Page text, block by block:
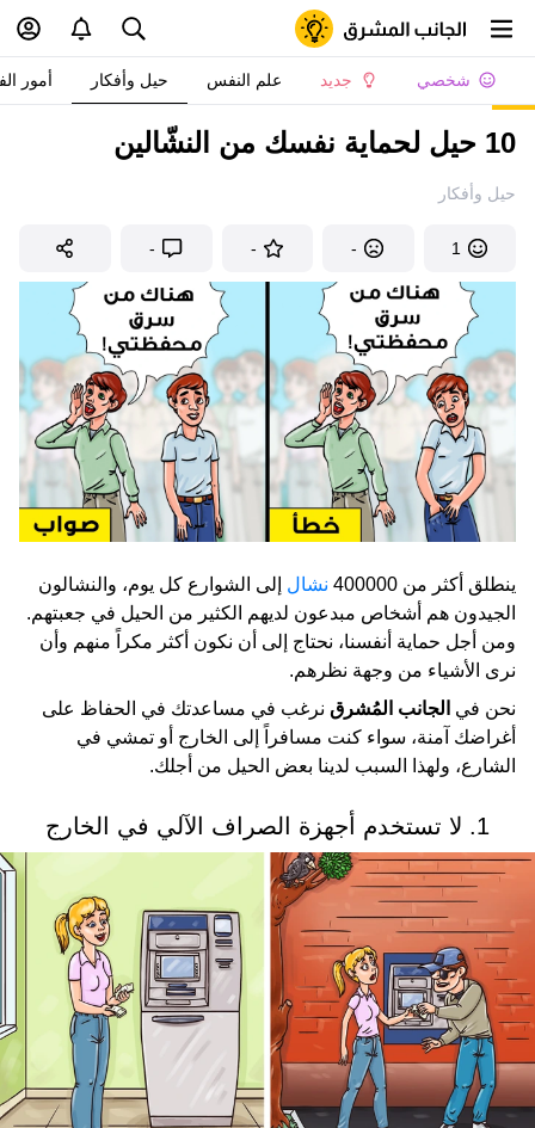
شخصي جديد علم النفس حيل وأفكار أمور
10 حيل لحماية نفسك من النشّالين
حيل وأفكار
1
-
-
-
ينطلق أكثر من 400000 نشال إلى الشوارع كل يوم، والنشالون
الجيدون هم أشخاص مبدعون لديهم الكثير من الحيل في جعبتهم.
ومن أجل حماية أنفسنا، نحتاج إلى أن نكون أكثر مكراً منهم وأن
نرى الأشياء من وجهة نظرهم.
نحن في الجانب المُشرق نرغب في مساعدتك في الحفاظ على
أغراضك آمنة، سواء كنت مسافراً إلى الخارج أو تمشي في
الشارع، ولهذا السبب لدينا بعض الحيل من أجلك.
1. لا تستخدم أجهزة الصراف الآلي في الخارج